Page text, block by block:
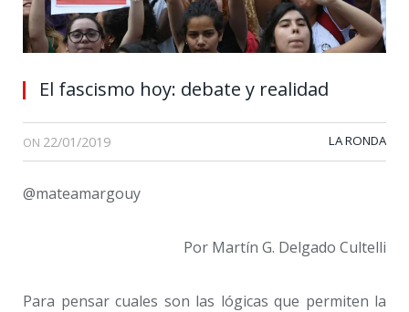
El fascismo hoy: debate y realidad
ON 22/01/2019 LA RONDA
@mateamargouy
Por Martín G. Delgado Cultelli
Para pensar cuales son las lógicas que permiten la